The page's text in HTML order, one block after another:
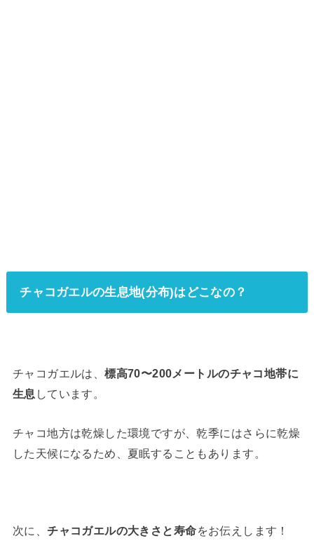
チャコガエルの生息地(分布)はどこなの？
チャコガエルは、標高70〜200メートルのチャコ地帯に
生息 しています。
チャコ地方は乾燥した環境ですが、乾季にはさらに乾燥
した天候になるため、夏眠することもあります。
次に、チャコガエルの大きさと寿命をお伝えします！